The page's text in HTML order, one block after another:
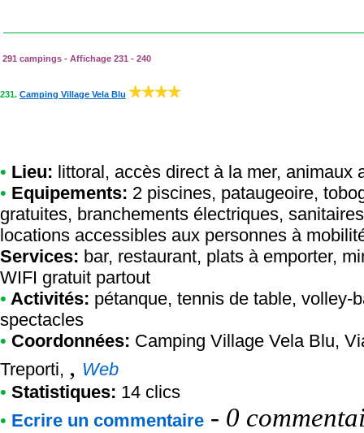
291 campings - Affichage 231 - 240
231. Camping Village Vela Blu
• Lieu: littoral, accès direct à la mer, animaux
• Equipements: 2 piscines, pataugeoire,
gratuites, branchements électriques,
locations accessibles aux personnes à
Services: bar, restaurant, plats à emporter,
WIFI gratuit partout
• Activités: pétanque, tennis de table, volley-
spectacles
• Coordonnées: Camping Village Vela Blu,
Treporti, , Web
• Statistiques: 14 clics
• Ecrire un commentaire - 0